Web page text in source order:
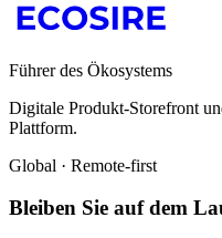
Führer des Ökosystems
Digitale Produkt-Storefront
Plattform.
Global · Remote-first
Bleiben Sie auf dem